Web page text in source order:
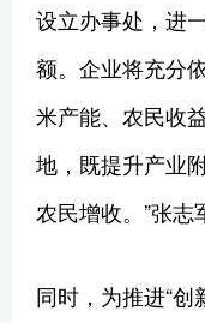
设立办事处，进
额。企业将充分
米产能、农民收
地，既提升产业
农民增收。”张志
同时，为推进“